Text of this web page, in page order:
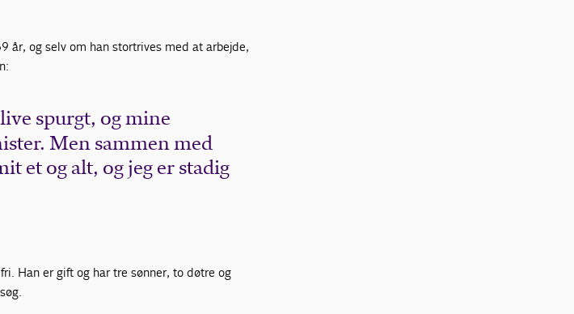
år, og selv om han stortrives med at arbejde,
spurgt, og mine
Men sammen med
et og alt, og jeg er stadig
Han er gift og har tre sønner, to døtre og